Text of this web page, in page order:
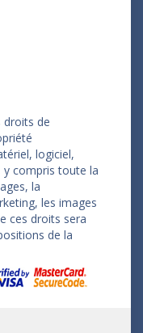
droits de
logiciel,
y compris toute la
la
les images
ces droits sera
de la